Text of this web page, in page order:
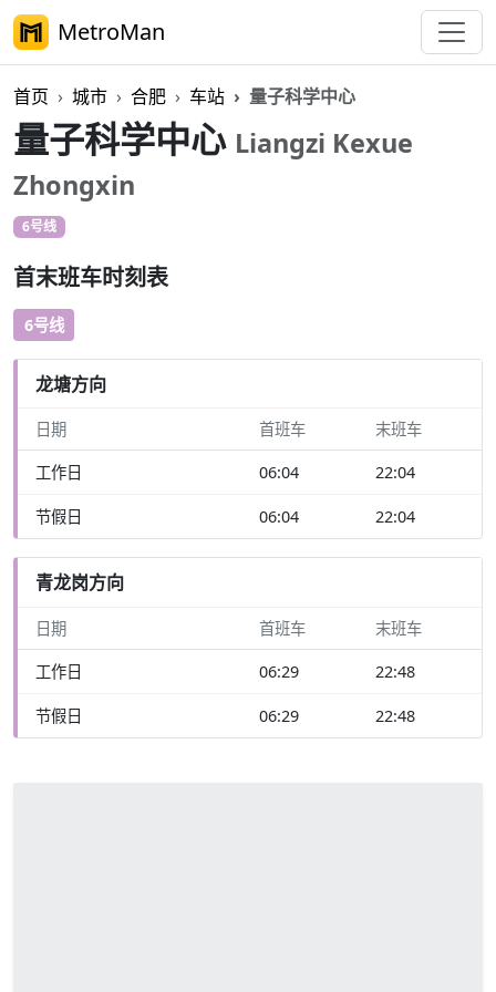
MetroMan
首页 城市 合肥 车站 量子科学中心
量子科学中心 Liangzi Kexue
Zhongxin
6号线
首末班车时刻表
6号线
龙塘方向
日期 首班车 末班车
工作日 06:04 22:04
节假日 06:04 22:04
青龙岗方向
日期 首班车 末班车
工作日 06:29 22:48
节假日 06:29 22:48